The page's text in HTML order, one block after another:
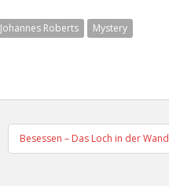
Johannes Roberts
Mystery
Besessen – Das Loch in der Wand